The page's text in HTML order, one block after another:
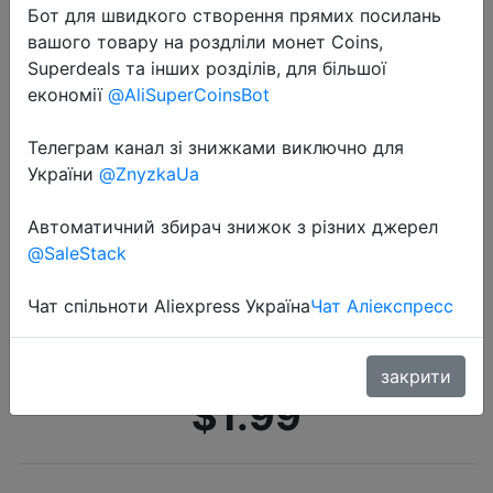
2022-04-26
банок, для кухни, столовой и бара,
многофункциональная
открывалка для банок 3 в 1,
открывалка для бутылок, п�…
$1.99
Бот для швидкого створення прямих посилань
вашого товару на роздліли монет Coins,
Superdeals та інших розділів, для більшої
економії @AliSuperCoinsBot
Телеграм канал зі знижками виключно для
України @ZnyzkaUa
Автоматичний збирач знижок з різних джерел
@SaleStack
Чат спільноти Aliexpress УкраїнаЧат Аліекспресс
закрити